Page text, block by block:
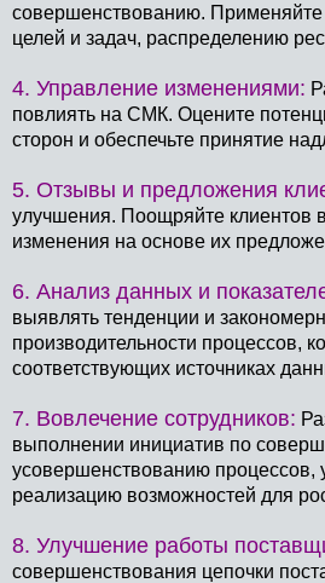
совершенствованию.
целей и задач, распределению
4. Управление изменениями:
повлиять на СМК. Оцените
сторон и обеспечьте принятие
5. Отзывы и предложения
улучшения. Поощряйте клиентов
изменения на основе их
6. Анализ данных и
выявлять тенденции и
производительности процессов,
соответствующих источниках
7. Вовлечение сотрудников:
выполнении инициатив по
усовершенствованию процессов,
реализацию возможностей для
8. Улучшение работы
совершенствования цепочки